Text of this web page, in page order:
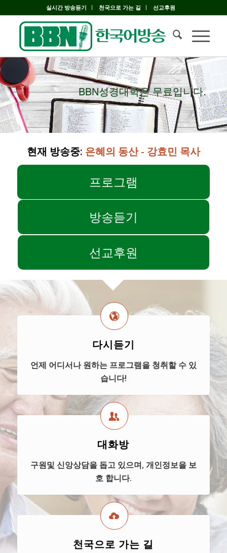
실시간 방송듣기 천국으로 가는 길 선교후원
BBN성경대학은 무료입니다.
BBN성경대학은 무료입니다.
현재 방송중: 은혜의 동산 - 강효민 목사
프로그램
방송듣기
선교후원
다시듣기
언제 어디서나 원하는 프로그램을 청취할 수 있
습니다!
대화방
구원및 신앙상담을 돕고 있으며, 개인정보을 보
호 합니다.
천국으로 가는 길